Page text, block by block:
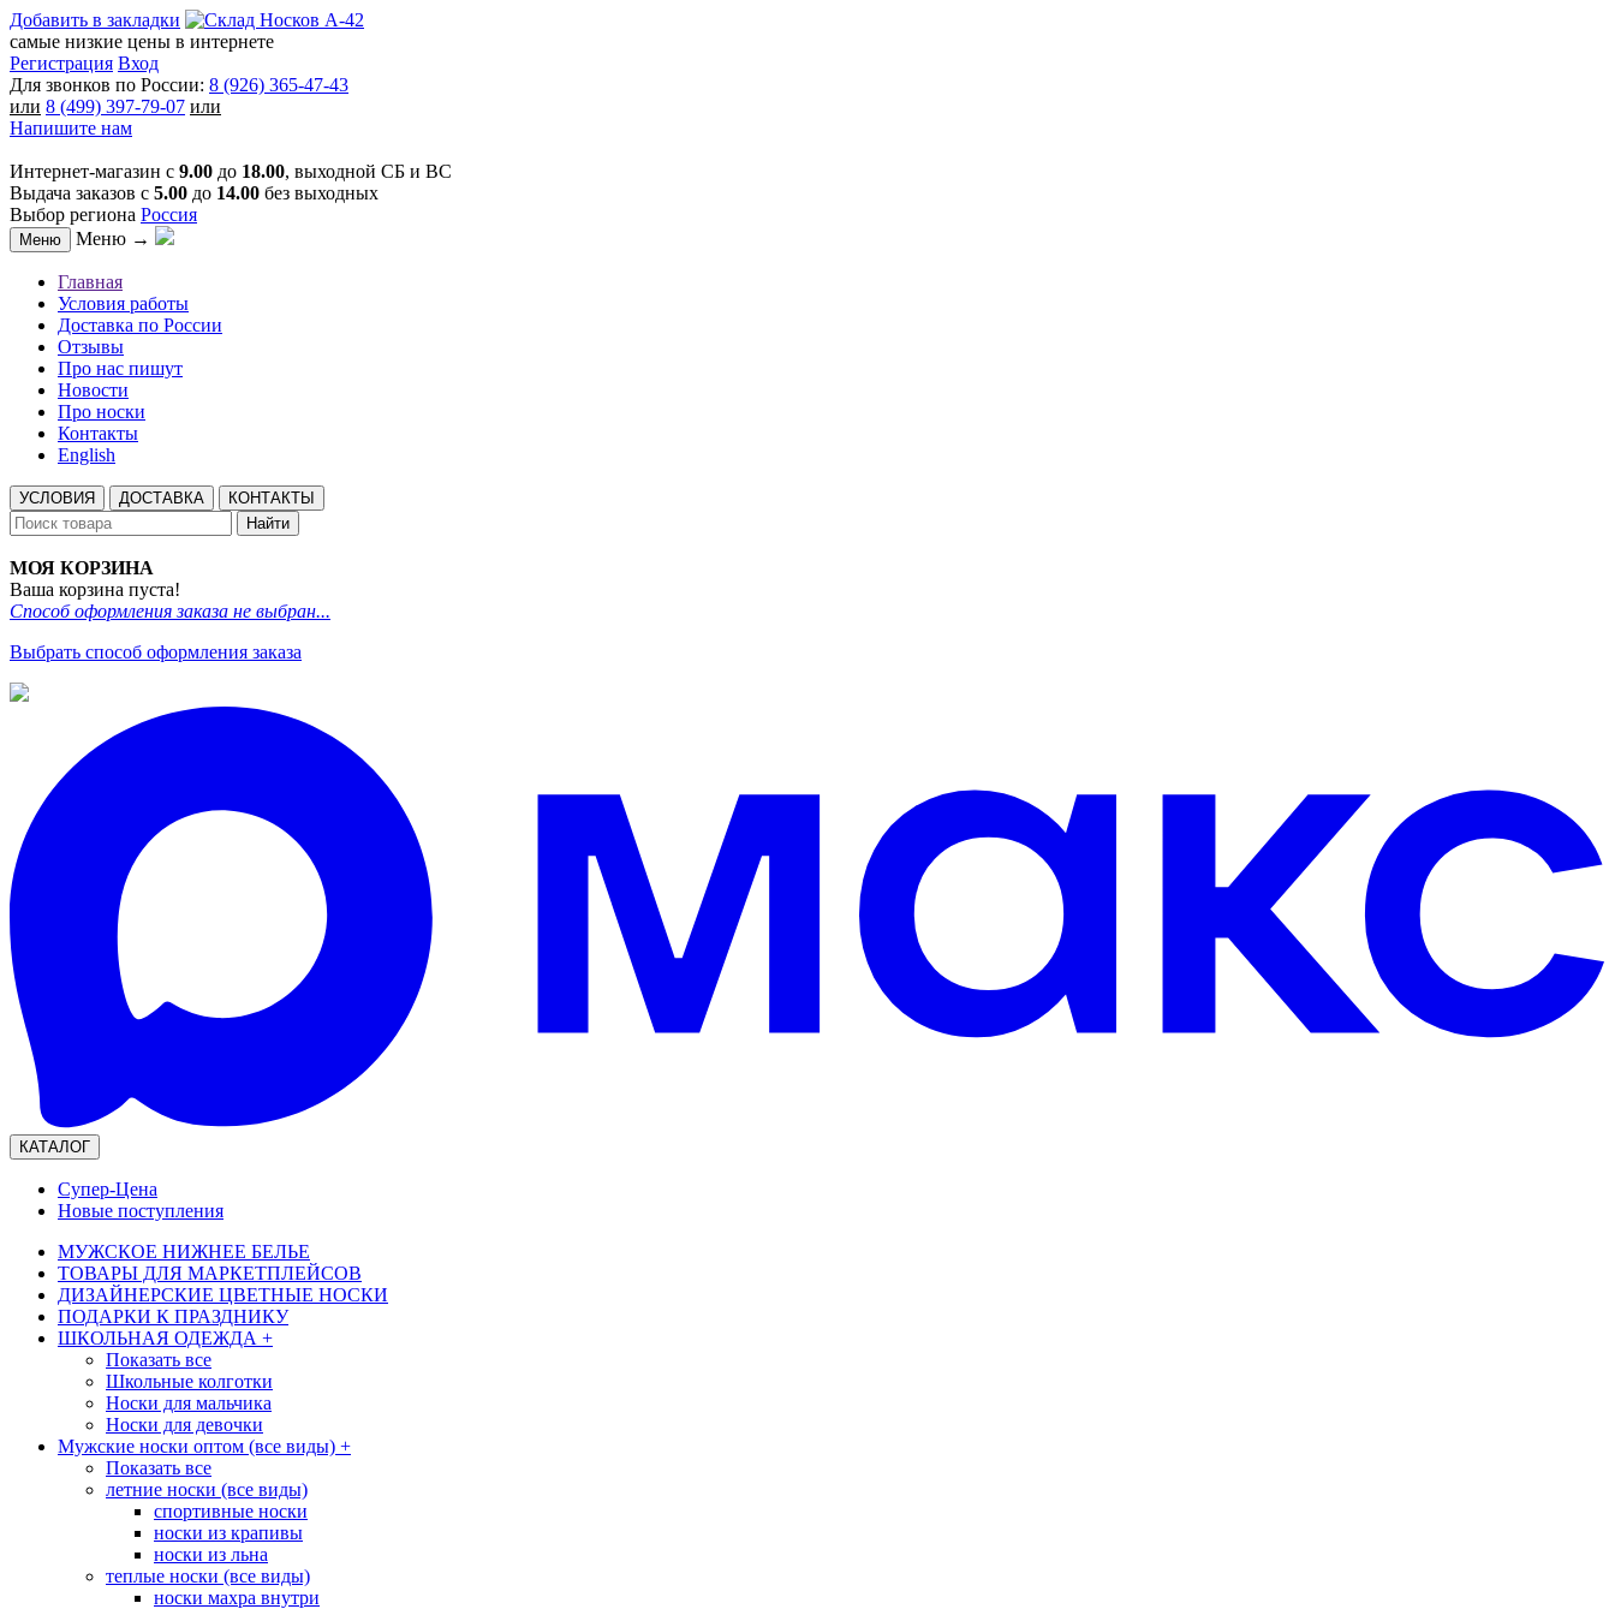
Добавить в закладки
самые низкие цены в интернете
Регистрация Вход
Для звонков по России: 8 (926) 365-47-43
или 8 (499) 397-79-07 или
Напишите нам
Интернет-магазин с 9.00 до 18.00, выходной СБ и ВС
Выдача заказов с 5.00 до 14.00 без выходных
Выбор региона Россия
Меню Меню →
Главная
Условия работы
Доставка по России
Отзывы
Про нас пишут
Новости
Про носки
Контакты
English
УСЛОВИЯ ДОСТАВКА
КОНТАКТЫ
Найти
МОЯ КОРЗИНА
Ваша корзина пуста!
Способ оформления заказа не выбран...
Выбрать способ оформления заказа
КАТАЛОГ
Супер-Цена
Новые поступления
МУЖСКОЕ НИЖНЕЕ БЕЛЬЕ
ТОВАРЫ ДЛЯ МАРКЕТПЛЕЙСОВ
ДИЗАЙНЕРСКИЕ ЦВЕТНЫЕ НОСКИ
ПОДАРКИ К ПРАЗДНИКУ
ШКОЛЬНАЯ ОДЕЖДА +
Показать все
Школьные колготки
Носки для мальчика
Носки для девочки
Мужские носки оптом (все виды) +
Показать все
летние носки (все виды)
спортивные носки
носки из крапивы
носки из льна
теплые носки (все виды)
носки махра внутри